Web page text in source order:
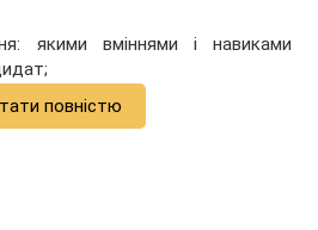
якими вміннями і навиками
повністю